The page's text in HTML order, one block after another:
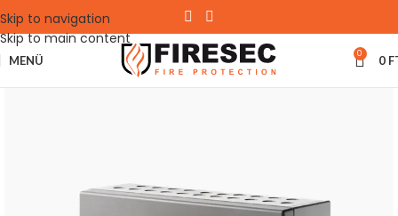
Skip to navigation
Skip to main content
MENÜ 0 0